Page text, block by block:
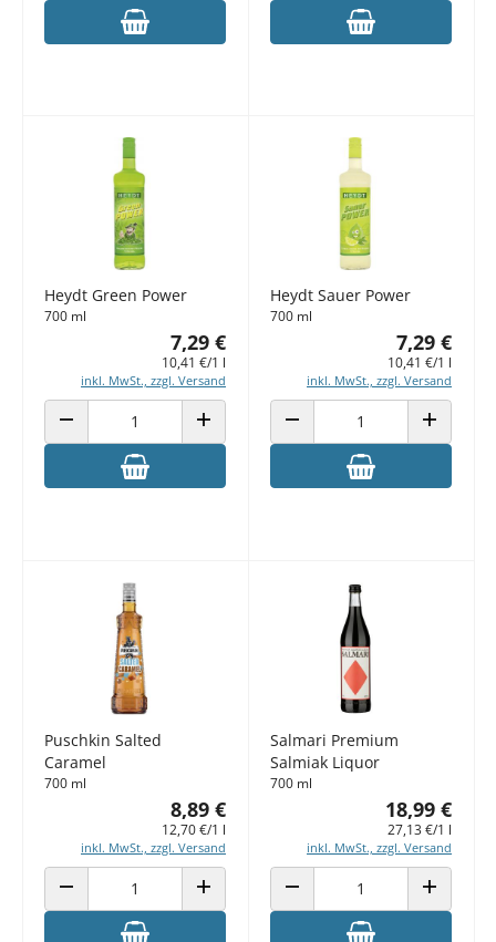
Heydt Green Power
700 ml
7,29 €
10,41 €/1 l
inkl. MwSt., zzgl. Versand
ANZAHL VERRINGERN ANZAHL ERHÖHEN
Heydt Sauer Power
700 ml
7,29 €
10,41 €/1 l
inkl. MwSt., zzgl. Versand
ANZAHL VERRINGERN ANZAHL
Puschkin Salted
Caramel
700 ml
8,89 €
12,70 €/1 l
inkl. MwSt., zzgl. Versand
ANZAHL VERRINGERN ANZAHL ERHÖHEN
Salmari Premium
Salmiak Liquor
700 ml
18,99 €
27,13 €/1 l
inkl. MwSt., zzgl. Versand
ANZAHL VERRINGERN ANZAHL